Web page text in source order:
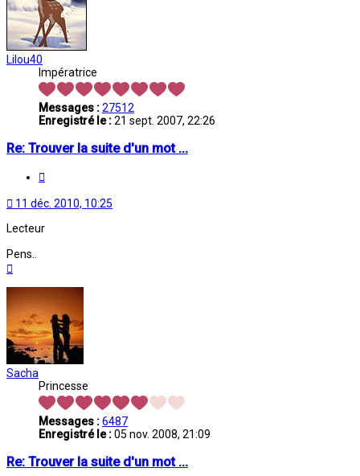
Lilou40
Impératrice
Messages :27512
Enregistré le :21 sept. 2007, 22:26
Re: Trouver la suite d'un mot ...
11 déc. 2010, 10:25
Lecteur
Pens..
Sacha
Princesse
Messages :6487
Enregistré le :05 nov. 2008, 21:09
Re: Trouver la suite d'un mot ...